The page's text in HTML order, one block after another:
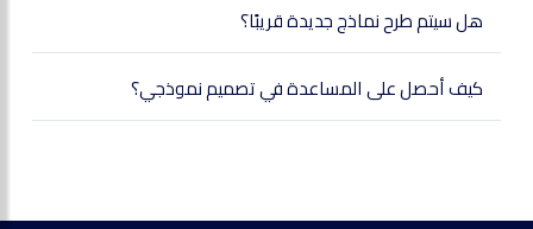
هل سيتم طرح نماذج جديدة قريبًا؟
كيف أحصل على المساعدة في تصميم نموذجي؟